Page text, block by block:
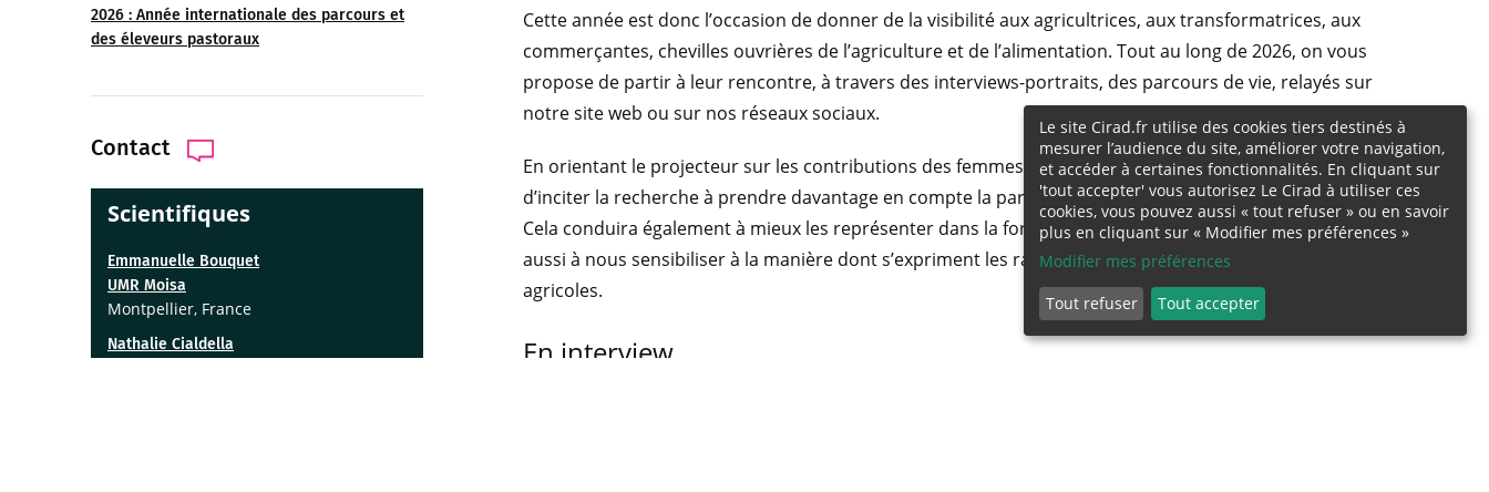
2026 : Année internationale des parcours et
des éleveurs pastoraux
Contact
Scientifiques
Emmanuelle Bouquet
​​​​​​UMR Moisa
Montpellier, France
Nathalie Cialdella
Cette année est donc l’occasion de donner de la visibilité aux agricultrices, aux transformatrices, aux
commerçantes, chevilles ouvrières de l’agriculture et de l’alimentation. Tout au long de 2026, on vous
propose de partir à leur rencontre, à travers des interviews-portraits, des parcours de vie, relayés sur
notre site web ou sur nos réseaux sociaux.
En orientant le projecteur sur les contributions des femmes aux systèmes alimentaires, l’objectif est
d’inciter la recherche à prendre davantage en compte la participation des femmes au secteur agricole.
Cela conduira également à mieux les représenter dans la formulation des politiques publiques, mais
aussi à nous sensibiliser à la manière dont s’expriment les rapports de pouvoir dans les modèles
agricoles.
En interview
Le site Cirad.fr utilise des cookies tiers destinés à
mesurer l’audience du site, améliorer votre navigation,
et accéder à certaines fonctionnalités. En cliquant sur
'tout accepter' vous autorisez Le Cirad à utiliser ces
cookies, vous pouvez aussi « tout refuser » ou en savoir
plus en cliquant sur « Modifier mes préférences »
Modifier mes préférences
Tout refuser Tout accepter